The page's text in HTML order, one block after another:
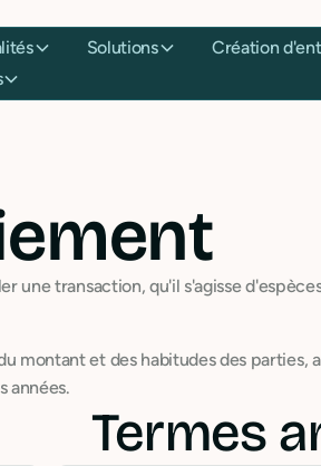
Solutions Création
transaction, qu'il s'agisse
montant et des habitudes des parties,
années.
Termes